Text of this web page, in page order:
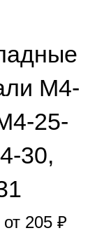
М4-
25-
30,
205 ₽